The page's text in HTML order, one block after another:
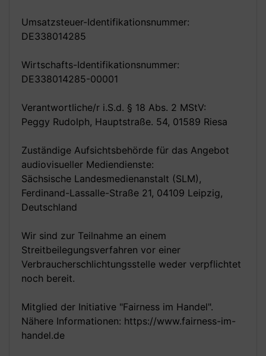
Umsatzsteuer-Identifikationsnummer:
DE338014285
Wirtschafts-Identifikationsnummer:
DE338014285-00001
Verantwortliche/r i.S.d. § 18 Abs. 2 MStV:
Peggy Rudolph, Hauptstraße. 54, 01589 Riesa
Zuständige Aufsichtsbehörde für das Angebot
audiovisueller Mediendienste:
Sächsische Landesmedienanstalt (SLM),
Ferdinand-Lassalle-Straße 21, 04109 Leipzig,
Deutschland
Wir sind zur Teilnahme an einem
Streitbeilegungsverfahren vor einer
Verbraucherschlichtungsstelle weder verpflichtet
noch bereit.
Mitglied der Initiative "Fairness im Handel".
Nähere Informationen: https://www.fairness-im-
handel.de